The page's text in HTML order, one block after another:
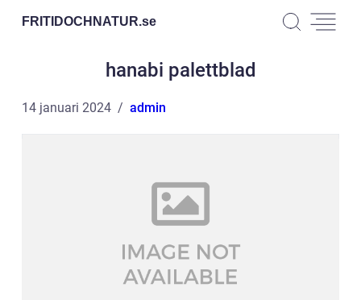
FRITIDOCHNATUR.se
hanabi palettblad
14 januari 2024 admin